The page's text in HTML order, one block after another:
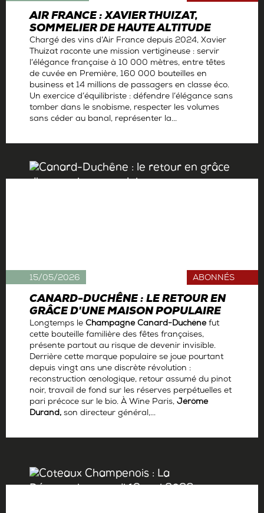
AIR FRANCE : XAVIER THUIZAT,
SOMMELIER DE HAUTE ALTITUDE
Chargé des vins d’Air France depuis 2024, Xavier
Thuizat raconte une mission vertigineuse : servir
l’élégance française à 10 000 mètres, entre têtes
de cuvée en Première, 160 000 bouteilles en
business et 14 millions de passagers en classe éco.
Un exercice d’équilibriste : défendre l’élégance sans
tomber dans le snobisme, respecter les volumes
sans céder au banal, représenter la...
CANARD-DUCHÊNE : LE RETOUR EN
GRÂCE D'UNE MAISON POPULAIRE
ABONNÉS
Longtemps le Champagne Canard-Duchênefut
cette bouteille familière des fêtes françaises,
présente partout au risque de devenir invisible.
Derrière cette marque populaire se joue pourtant
depuis vingt ans une discrète révolution :
reconstruction œnologique, retour assumé du pinot
noir, travail de fond sur les réserves perpétuelles et
pari précoce sur le bio. À Wine Paris, Jérôme
Durand, son directeur général,...
15/05/2026